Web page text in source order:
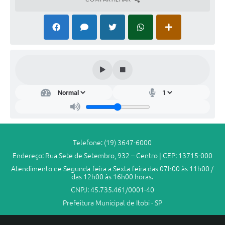
Telefone: (19) 3647-6000
Endereço: Rua Sete de Setembro, 932 – Centro | CEP: 13715-000
Atendimento de Segunda-feira a Sexta-feira das 07h00 às 11h00 /
das 12h00 às 16h00 horas.
CNPJ: 45.735.461/0001-40
Prefeitura Municipal de Itobi - SP